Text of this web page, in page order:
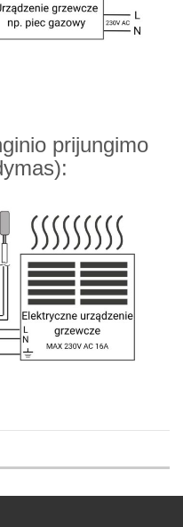
prijungimo